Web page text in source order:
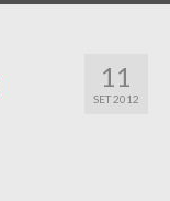
11
SET 2012